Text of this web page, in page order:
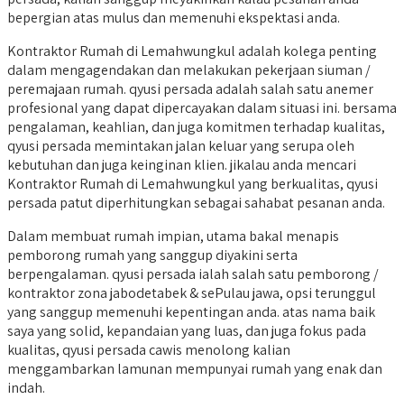
bepergian atas mulus dan memenuhi ekspektasi anda.
Kontraktor Rumah di Lemahwungkul adalah kolega penting
dalam mengagendakan dan melakukan pekerjaan siuman /
peremajaan rumah. qyusi persada adalah salah satu anemer
profesional yang dapat dipercayakan dalam situasi ini. bersama
pengalaman, keahlian, dan juga komitmen terhadap kualitas,
qyusi persada memintakan jalan keluar yang serupa oleh
kebutuhan dan juga keinginan klien. jikalau anda mencari
Kontraktor Rumah di Lemahwungkul yang berkualitas, qyusi
persada patut diperhitungkan sebagai sahabat pesanan anda.
Dalam membuat rumah impian, utama bakal menapis
pemborong rumah yang sanggup diyakini serta
berpengalaman. qyusi persada ialah salah satu pemborong /
kontraktor zona jabodetabek & sePulau jawa, opsi terunggul
yang sanggup memenuhi kepentingan anda. atas nama baik
saya yang solid, kepandaian yang luas, dan juga fokus pada
kualitas, qyusi persada cawis menolong kalian
menggambarkan lamunan mempunyai rumah yang enak dan
indah.